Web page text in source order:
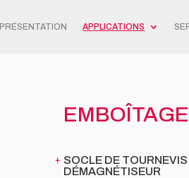
PRÉSENTATION APPLICATIONS
EMBOÎTAGE
SOCLE DE TOURNEVIS
DÉMAGNÉTISEUR